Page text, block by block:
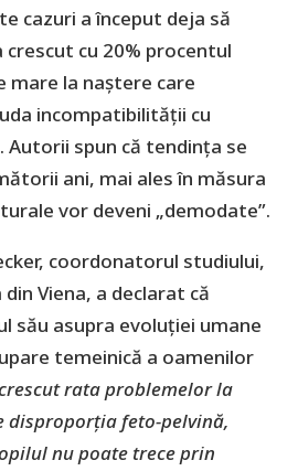
cazuri a început deja să
crescut cu 20% procentul
mare la naștere care
incompatibilității cu
spun că tendința se
ani, mai ales în măsura
vor deveni „demodate”.
coordonatorul studiului,
Viena, a declarat că
său asupra evoluției umane
temeinică a oamenilor
rata problemelor la
disproporția feto-pelvină,
nu poate trece prin